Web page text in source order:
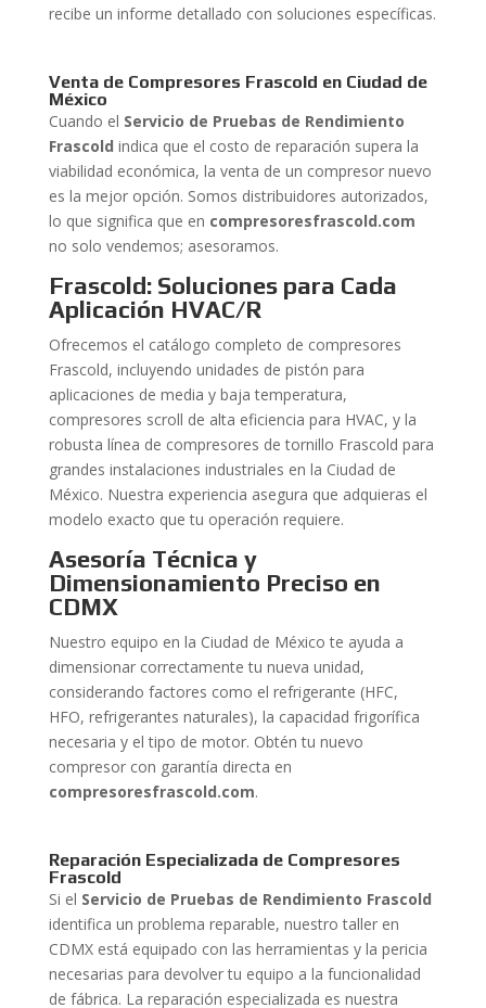
recibe un informe detallado con soluciones específicas.
Venta de Compresores Frascold en Ciudad de
México
Cuando el Servicio de Pruebas de Rendimiento
Frascold indica que el costo de reparación supera la
viabilidad económica, la venta de un compresor nuevo
es la mejor opción. Somos distribuidores autorizados,
lo que significa que en compresoresfrascold.com
no solo vendemos; asesoramos.
Frascold: Soluciones para Cada
Aplicación HVAC/R
Ofrecemos el catálogo completo de compresores
Frascold, incluyendo unidades de pistón para
aplicaciones de media y baja temperatura,
compresores scroll de alta eficiencia para HVAC, y la
robusta línea de compresores de tornillo Frascold para
grandes instalaciones industriales en la Ciudad de
México. Nuestra experiencia asegura que adquieras el
modelo exacto que tu operación requiere.
Asesoría Técnica y
Dimensionamiento Preciso en
CDMX
Nuestro equipo en la Ciudad de México te ayuda a
dimensionar correctamente tu nueva unidad,
considerando factores como el refrigerante (HFC,
HFO, refrigerantes naturales), la capacidad frigorífica
necesaria y el tipo de motor. Obtén tu nuevo
compresor con garantía directa en
compresoresfrascold.com.
Reparación Especializada de Compresores
Frascold
Si el Servicio de Pruebas de Rendimiento Frascold
identifica un problema reparable, nuestro taller en
CDMX está equipado con las herramientas y la pericia
necesarias para devolver tu equipo a la funcionalidad
de fábrica. La reparación especializada es nuestra